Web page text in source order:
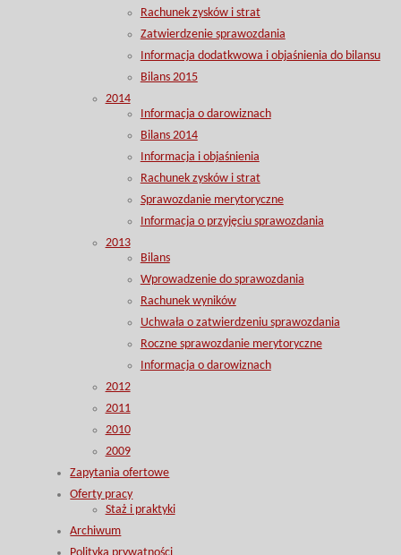
Rachunek zysków i strat
Zatwierdzenie sprawozdania
Informacja dodatkwowa i objaśnienia do bilansu
Bilans 2015
2014
Informacja o darowiznach
Bilans 2014
Informacja i objaśnienia
Rachunek zysków i strat
Sprawozdanie merytoryczne
Informacja o przyjęciu sprawozdania
2013
Bilans
Wprowadzenie do sprawozdania
Rachunek wyników
Uchwała o zatwierdzeniu sprawozdania
Roczne sprawozdanie merytoryczne
Informacja o darowiznach
2012
2011
2010
2009
Zapytania ofertowe
Oferty pracy
Staż i praktyki
Archiwum